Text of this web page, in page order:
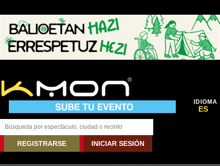
IDIOMA
ES
REGISTRARSE INICIAR SESIÓN